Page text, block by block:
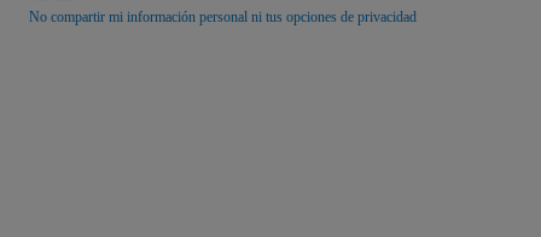
No compartir mi información personal ni tus opciones de privacidad